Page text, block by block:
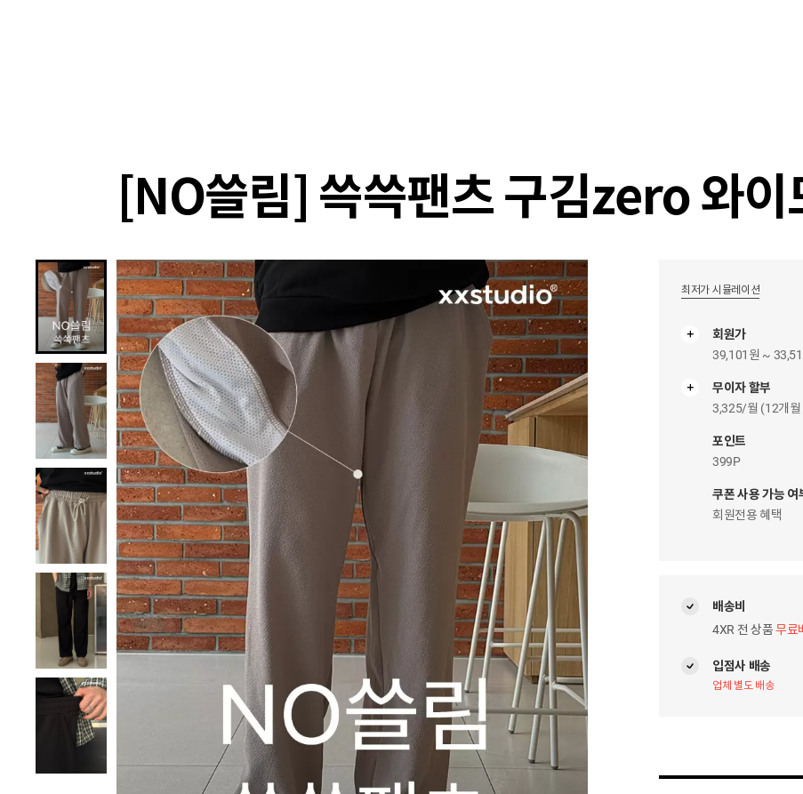
[NO쓸림] 쓱쓱팬츠 구김zero 와이
최저가 시뮬레이션
회원가
39,101원 ~
무
무이자 할부
3,325/월 (12개월
포인트
399P
쿠폰 사용 가능 여
회원전용 혜택
배송비
4XR 전 상품무료
입점사 배송
업체 별도 배송